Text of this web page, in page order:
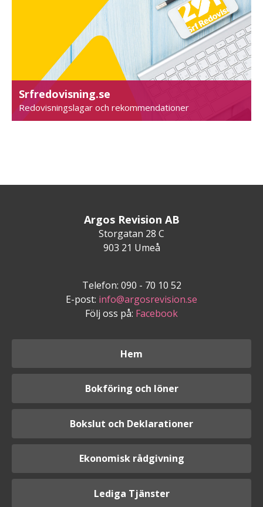
Srfredovisning.se
Redovisningslagar och rekommendationer
Argos Revision AB
Storgatan 28 C
903 21 Umeå
Telefon: 090 - 70 10 52
E-post: info@argosrevision.se
Följ oss på: Facebook
Hem
Bokföring och löner
Bokslut och Deklarationer
Ekonomisk rådgivning
Lediga Tjänster